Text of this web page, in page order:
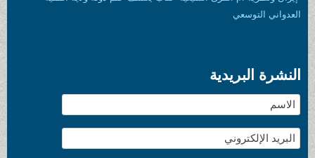
العدواني التوسعي
النشرة البريدية